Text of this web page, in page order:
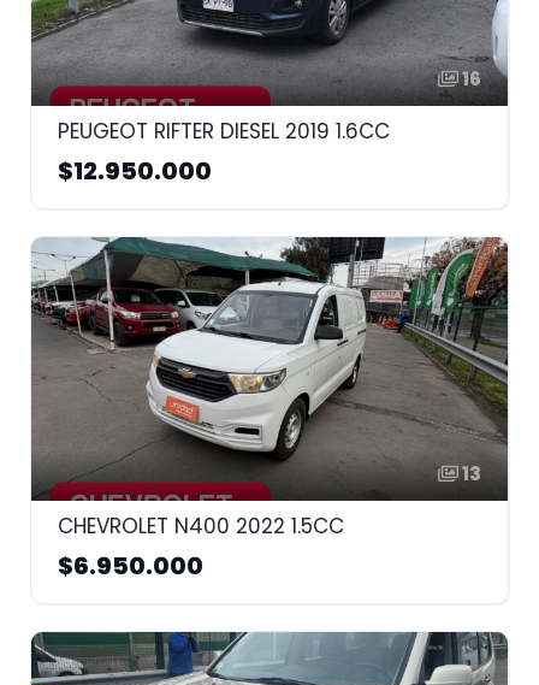
16
PEUGEOT RIFTER DIESEL 2019 1.6CC
$12.950.000
13
CHEVROLET N400 2022 1.5CC
$6.950.000